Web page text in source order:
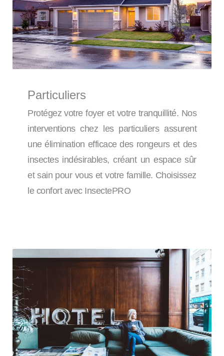
Particuliers
Protégez votre foyer et votre tranquillité. Nos
interventions chez les particuliers assurent
une élimination efficace des rongeurs et des
insectes indésirables, créant un espace sûr
et sain pour vous et votre famille. Choisissez
le confort avec InsectePRO